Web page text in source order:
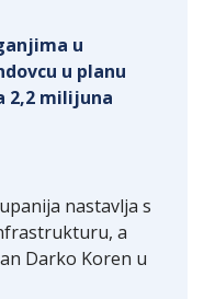
u
u planu
2,2 milijuna
nastavlja s
a
Darko Koren u